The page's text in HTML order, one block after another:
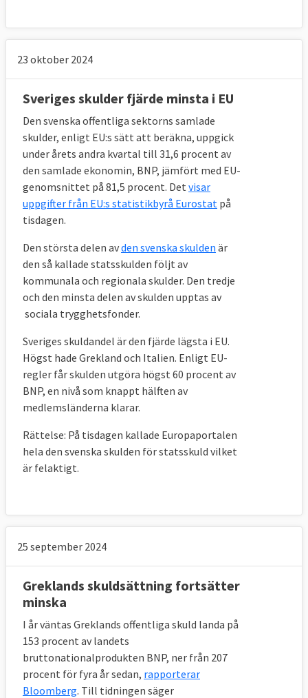
23 oktober 2024
Sveriges skulder fjärde minsta i EU
Den svenska offentliga sektorns samlade
skulder, enligt EU:s sätt att beräkna, uppgick
under årets andra kvartal till 31,6 procent av
den samlade ekonomin, BNP, jämfört med EU-
genomsnittet på 81,5 procent. Det visar
uppgifter från EU:s statistikbyrå Eurostat på
tisdagen.
Den största delen avden svenska skulden är
den så kallade statsskulden följt av
kommunala och regionala skulder. Den tredje
och den minsta delen av skulden upptas av
sociala trygghetsfonder.
Sveriges skuldandel är den fjärde lägsta i EU.
Högst hade Grekland och Italien. Enligt EU-
regler får skulden utgöra högst 60 procent av
BNP, en nivå som knappt hälften av
medlemsländerna klarar.
Rättelse: På tisdagen kallade Europaportalen
hela den svenska skulden för statsskuld vilket
är felaktigt.
25 september 2024
Greklands skuldsättning fortsätter
minska
I år väntas Greklands offentliga skuld landa på
153 procent av landets
bruttonationalprodukten BNP, ner från 207
procent för fyra år sedan, rapporterar
Bloomberg. Till tidningen säger